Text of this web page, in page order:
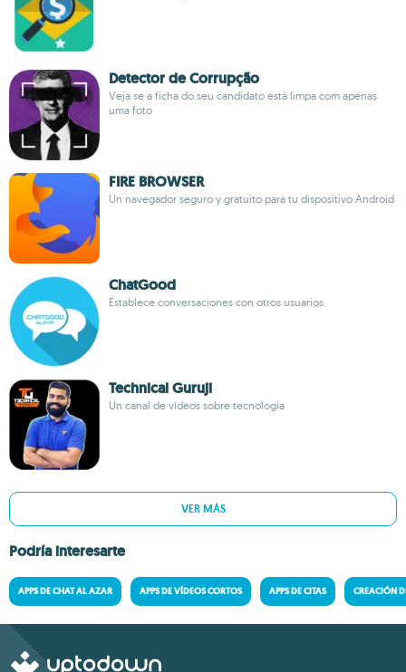
Detector de Corrupção
Veja se a ficha do seu candidato está limpa com apenas
uma foto
FIRE BROWSER
Un navegador seguro y gratuito para tu dispositivo Android
ChatGood
Establece conversaciones con otros usuarios
Technical Guruji
Un canal de vídeos sobre tecnología
VER MÁS
Podría interesarte
APPS DE CHAT AL AZAR APPS DE VÍDEOS CORTOS APPS DE CITAS CREACIÓN